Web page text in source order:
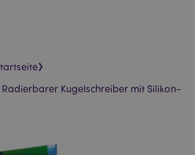
›
Kugelschreiber mit Silikon-